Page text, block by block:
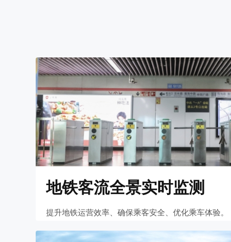
地铁客流全景实时监测
提升地铁运营效率、确保乘客安全、优化乘车体验。